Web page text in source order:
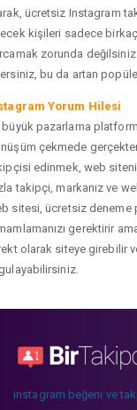
ücretsiz Instagram
kişileri sadece
zorunda
bu da artan
Yorum Hilesi
büyük pazarlama
çekmede
edinmek, web
takipçi, markanız ve
sitesi, ücretsiz deneme
gerektirir
olarak siteye girebilir
instagram beğeni ve